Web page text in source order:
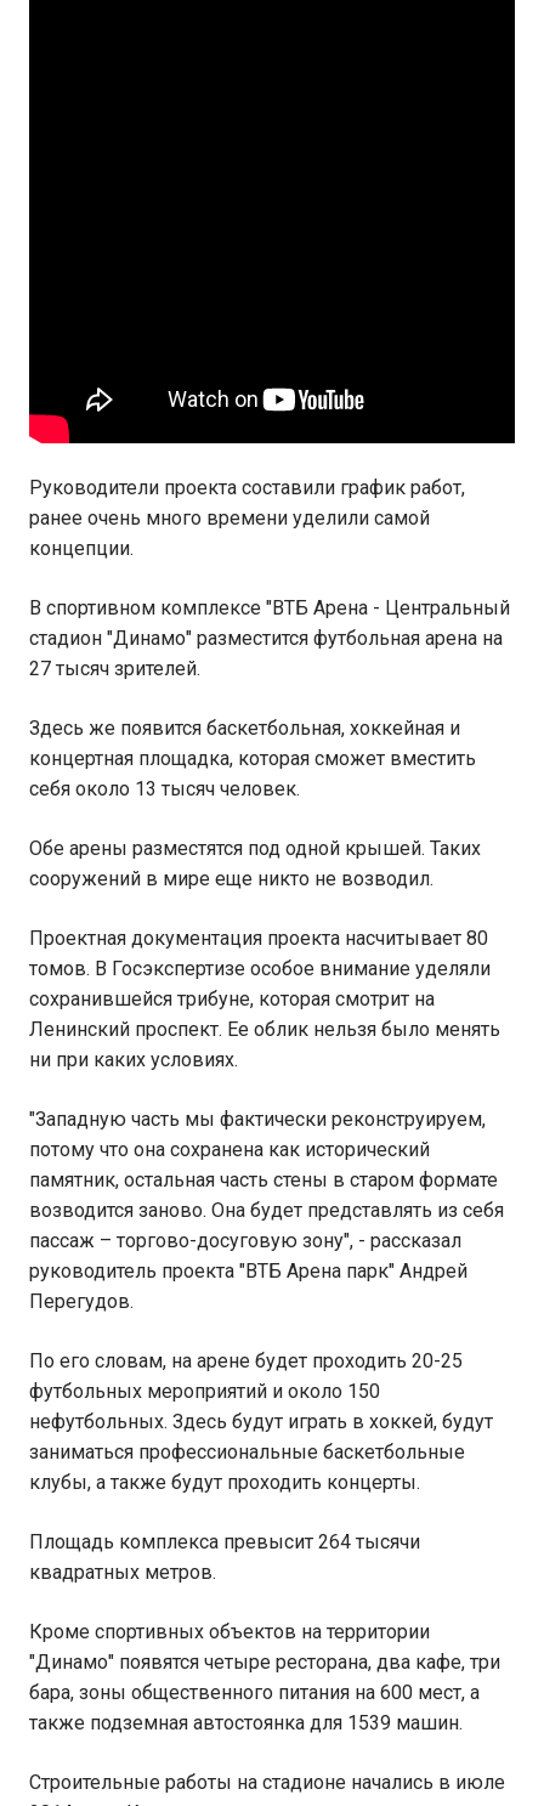
Руководители проекта составили график работ,
ранее очень много времени уделили самой
концепции.
В спортивном комплексе "ВТБ Арена - Центральный
стадион "Динамо" разместится футбольная арена на
27 тысяч зрителей.
Здесь же появится баскетбольная, хоккейная и
концертная площадка, которая сможет вместить
себя около 13 тысяч человек.
Обе арены разместятся под одной крышей. Таких
сооружений в мире еще никто не возводил.
Проектная документация проекта насчитывает 80
томов. В Госэкспертизе особое внимание уделяли
сохранившейся трибуне, которая смотрит на
Ленинский проспект. Ее облик нельзя было менять
ни при каких условиях.
"Западную часть мы фактически реконструируем,
потому что она сохранена как исторический
памятник, остальная часть стены в старом формате
возводится заново. Она будет представлять из себя
пассаж – торгово-досуговую зону", - рассказал
руководитель проекта "ВТБ Арена парк" Андрей
Перегудов.
По его словам, на арене будет проходить 20-25
футбольных мероприятий и около 150
нефутбольных. Здесь будут играть в хоккей, будут
заниматься профессиональные баскетбольные
клубы, а также будут проходить концерты.
Площадь комплекса превысит 264 тысячи
квадратных метров.
Кроме спортивных объектов на территории
"Динамо" появятся четыре ресторана, два кафе, три
бара, зоны общественного питания на 600 мест, а
также подземная автостоянка для 1539 машин.
Строительные работы на стадионе начались в июле